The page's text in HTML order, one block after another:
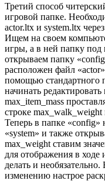
Третий способ
игровой папке.
actor.ltx и system.ltx
Ищем на своем
игры, а в ней папку под
открываем папку
расположен файл
помощью стандартного
начинать
max_item_mass
строке max_walk_weight
Теперь в папке
«system» и также
max_weight ставим
для отображения в ходе
делать и
изменению настрое